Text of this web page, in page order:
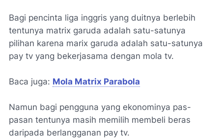
Bagi pencinta liga inggris yang duitnya berlebih
tentunya matrix garuda adalah satu-satunya
pilihan karena marix garuda adalah satu-satunya
pay tv yang bekerjasama dengan mola tv.
Baca juga: Mola Matrix Parabola
Namun bagi pengguna yang ekonominya pas-
pasan tentunya masih memilih membeli beras
daripada berlangganan pay tv.